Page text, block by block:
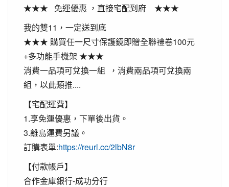
★★★ 免運優惠 ，直接宅配到府 ★★★
我的雙11，一定送到底
★★★ 購買任一尺寸保護鏡即贈全聯禮卷100元
+多功能手機架 ★★★
消費一品項可兌換一組 ，消費兩品項可兌換兩
組，以此類推....
【宅配運費】
1.享免運優惠，下單後出貨。
3.離島運費另議。
訂購表單:https://reurl.cc/2lbN8r
【付款帳戶】
合作金庫銀行-成功分行